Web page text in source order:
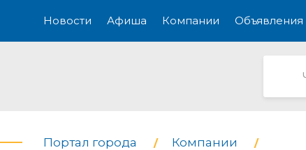
Новости Афиша Компании Объявления
Портал города Компании